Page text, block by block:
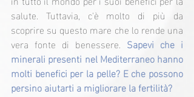
salute. Tuttavia, c'è molto di più da
scoprire su questo mare che lo rende una
vera fonte di benessere. Sapevi che i
minerali presenti nel Mediterraneo hanno
molti benefici per la pelle? E che possono
persino aiutarti a migliorare la fertilità?